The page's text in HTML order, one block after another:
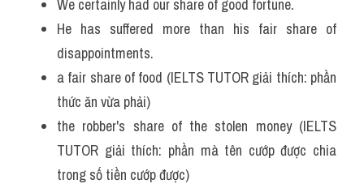
We certainly had our share of good fortune.
He has suffered more than his fair share of
disappointments.
a fair share of food (IELTS TUTOR giải thích: phần
thức ăn vừa phải)
the robber's share of the stolen money (IELTS
TUTOR giải thích: phần mà tên cướp được chia
trong số tiền cướp được)